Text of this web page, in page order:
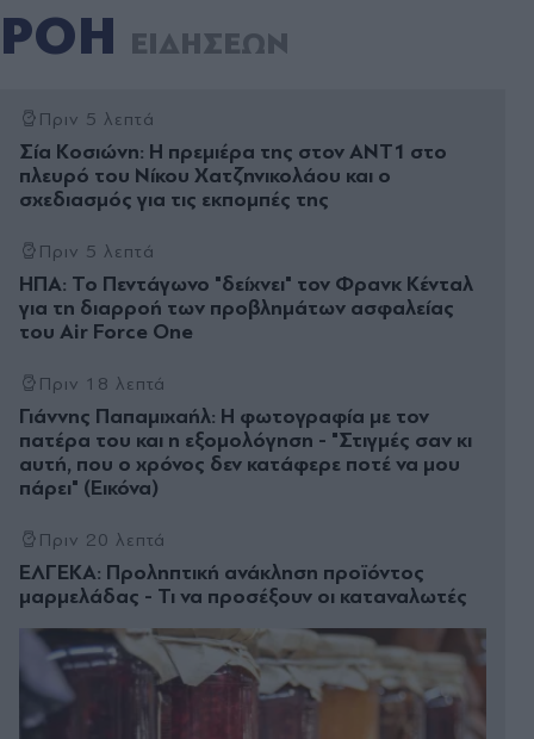
ΡΟΗ ΕΙΔΗΣΕΩΝ
Πριν 5 λεπτά
Σία Κοσιώνη: Η πρεμιέρα της στον ΑΝΤ1 στο
πλευρό του Νίκου Χατζηνικολάου και ο
σχεδιασμός για τις εκπομπές της
Πριν 5 λεπτά
ΗΠΑ: Το Πεντάγωνο "δείχνει" τον Φρανκ Κένταλ
για τη διαρροή των προβλημάτων ασφαλείας
του Air Force One
Πριν 18 λεπτά
Γιάννης Παπαμιχαήλ: Η φωτογραφία με τον
πατέρα του και η εξομολόγηση - "Στιγμές σαν κι
αυτή, που ο χρόνος δεν κατάφερε ποτέ να μου
πάρει" (Εικόνα)
Πριν 20 λεπτά
ΕΛΓΕΚΑ: Προληπτική ανάκληση προϊόντος
μαρμελάδας - Τι να προσέξουν οι καταναλωτές